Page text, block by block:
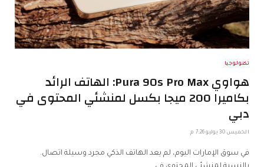
تكنولوجيا
هواوي Pura 90s Pro Max: الهاتف الرائد
بكاميرا 200 ميجا بكسل لمنشئي المحتوى في
دبي
الخميس 30 يوليو 7:26 م
في سوق الإمارات اليوم، لم يعد الهاتف الذكي مجرد وسيلة اتصال.